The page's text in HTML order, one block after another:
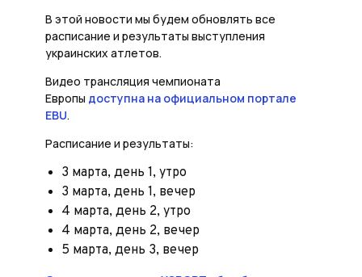
В этой новости мы будем обновлять все
расписание и результаты выступления
украинских атлетов.
Видео трансляция чемпионата
Европы доступна на официальном портале
EBU.
Расписание и результаты:
3 марта, день 1, утро
3 марта, день 1, вечер
4 марта, день 2, утро
4 марта, день 2, вечер
5 марта, день 3, вечер